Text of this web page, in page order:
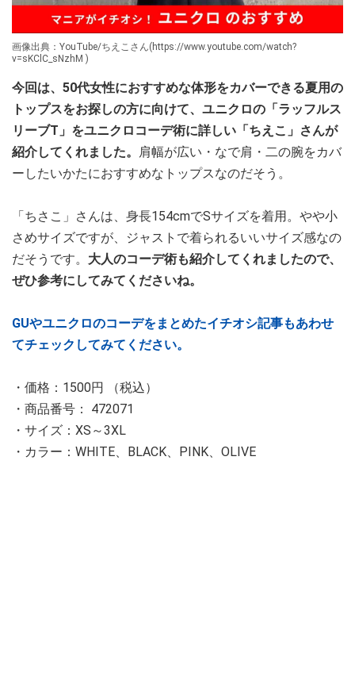
画像出典：YouTube/ちえこさん(https://www.youtube.com/watch?
v=sKClC_sNzhM )
今回は、50代女性におすすめな体形をカバーできる夏用の
トップスをお探しの方に向けて、ユニクロの「ラッフルス
リーブT」をユニクロコーデ術に詳しい「ちえこ」さんが
紹介してくれました。 肩幅が広い・なで肩・二の腕をカバ
ーしたいかたにおすすめなトップスなのだそう。
「ちさこ」さんは、身長154cmでSサイズを着用。やや小
さめサイズですが、ジャストで着られるいいサイズ感なの
だそうです。 大人のコーデ術も紹介してくれましたので、
ぜひ参考にしてみてくださいね。
GUやユニクロのコーデをまとめたイチオシ記事もあわせ
てチェックしてみてください。
・価格：1500円 （税込）
・商品番号： 472071
・サイズ：XS～3XL
・カラー：WHITE、BLACK、PINK、OLIVE